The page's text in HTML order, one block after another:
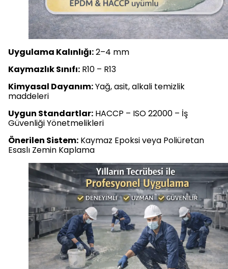
Uygulama Kalınlığı:2–4 mm
Kaymazlık Sınıfı: R10 – R13
Kimyasal Dayanım:Yağ, asit, alkali temizlik
maddeleri
Uygun Standartlar: HACCP – ISO 22000 – İş
Güvenliği Yönetmelikleri
Önerilen Sistem: Kaymaz Epoksi veya Poliüretan
Esaslı Zemin Kaplama